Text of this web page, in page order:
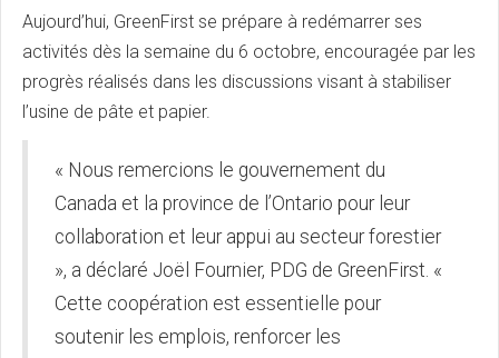
Aujourd’hui, GreenFirst se prépare à redémarrer ses
activités dès la semaine du 6 octobre, encouragée par les
progrès réalisés dans les discussions visant à stabiliser
l’usine de pâte et papier.
« Nous remercions le gouvernement du
Canada et la province de l’Ontario pour leur
collaboration et leur appui au secteur forestier
», a déclaré Joël Fournier, PDG de GreenFirst. «
Cette coopération est essentielle pour
soutenir les emplois, renforcer les